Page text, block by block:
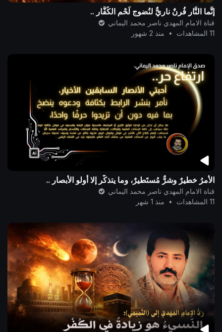
إنَّما النَّار فُرنٌ ناريٌّ لنُضوج لَحْم الكُفَّار ..
قناة الامام المهدي ناصر محمد اليماني
11 المشاهدات
• منذ 2 شهور
الأمرُ خطيرٌ وشرٌّ مُستَطيرٌ، وما يتذكَّر إلا أولو الأبصار ..
قناة الامام المهدي ناصر محمد اليماني
11 المشاهدات
• منذ 1 شهر